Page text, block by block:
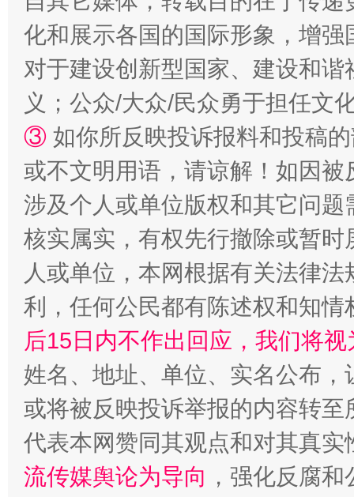
招工难、用工荒背后
网上购药对药下症？
化和展示各国的国际形象，增
对于建设创新型国家、建设和
义；公众/大众/民众勇于担任文
③ 如你所反映投诉报料和投稿
或不文明用语，请谅解！如因
涉及个人或单位版权和其它问题
核实属实，有权先行撤除或暂
人或单位，本网根据有关法律
利，任何公民都有陈述权和知情
后15日内不作出回应，我们将
姓名、地址、单位、实名公布
或将被反映投诉举报的内容转
代表本网赞同其观点和对其真实
流传媒舆论为导向 ，强化反腐